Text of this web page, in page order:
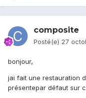
composite
Posté(e) 27
bonjour,
jai fait une restauration
présentepar défaut sur